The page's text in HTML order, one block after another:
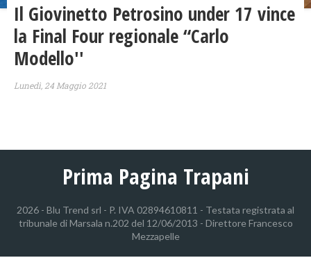
Il Giovinetto Petrosino under 17 vince
la Final Four regionale “Carlo
Modello''
Lunedì, 24 Maggio 2021
Prima Pagina Trapani
2026 - Blu Trend srl - P. IVA 02894610811 - Testata registrata al
tribunale di Marsala n.202 del 12/06/2013 - Direttore Francesco
Mezzapelle